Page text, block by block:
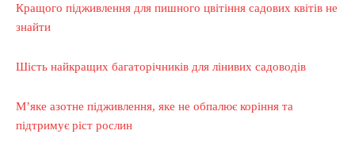
Кращого підживлення для пишного цвітіння садових квітів не
знайти
Шість найкращих багаторічників для лінивих садоводів
М’яке азотне підживлення, яке не обпалює коріння та
підтримує ріст рослин